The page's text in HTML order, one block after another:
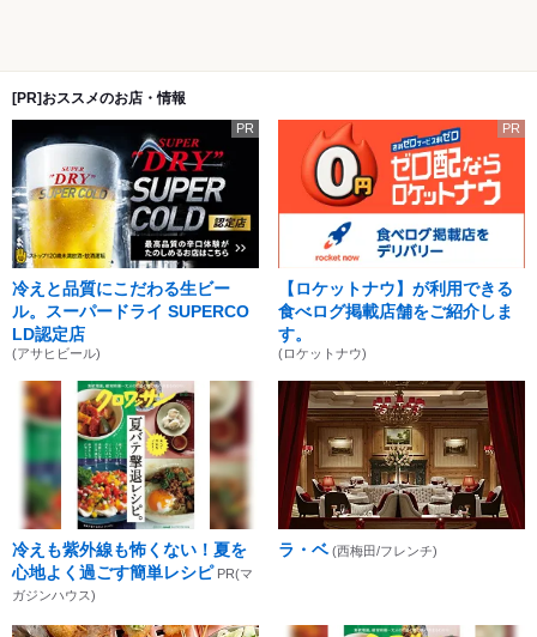
[PR]おススメのお店・情報
PR
冷えと品質にこだわる生ビー
ル。スーパードライ SUPERCO
LD認定店
(アサヒビール)
PR
【ロケットナウ】が利用できる
食べログ掲載店舗をご紹介しま
す。
(ロケットナウ)
冷えも紫外線も怖くない！夏を
心地よく過ごす簡単レシピ PR(マ
ガジンハウス)
ラ・ベ (西梅田/フレンチ)